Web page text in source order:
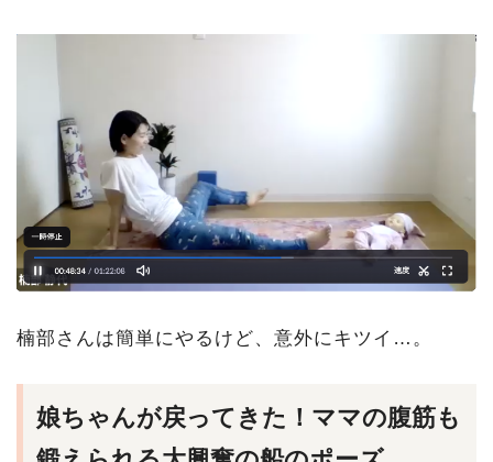
楠部さんは簡単にやるけど、意外にキツイ…。
娘ちゃんが戻ってきた！ママの腹筋も